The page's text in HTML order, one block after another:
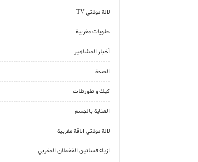
لالة مولاتي TV
حلويات مغربية
أخبار المشاهير
الصحة
كيك و طورطات
العناية بالجسم
لالة مولاتي اناقة مغربية
ازياء فساتين القفطان المغربي